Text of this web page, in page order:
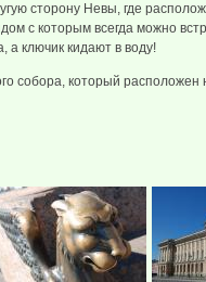
сторону Невы, где
с которым всегда можно
а ключик кидают в воду!
собора, который расположен